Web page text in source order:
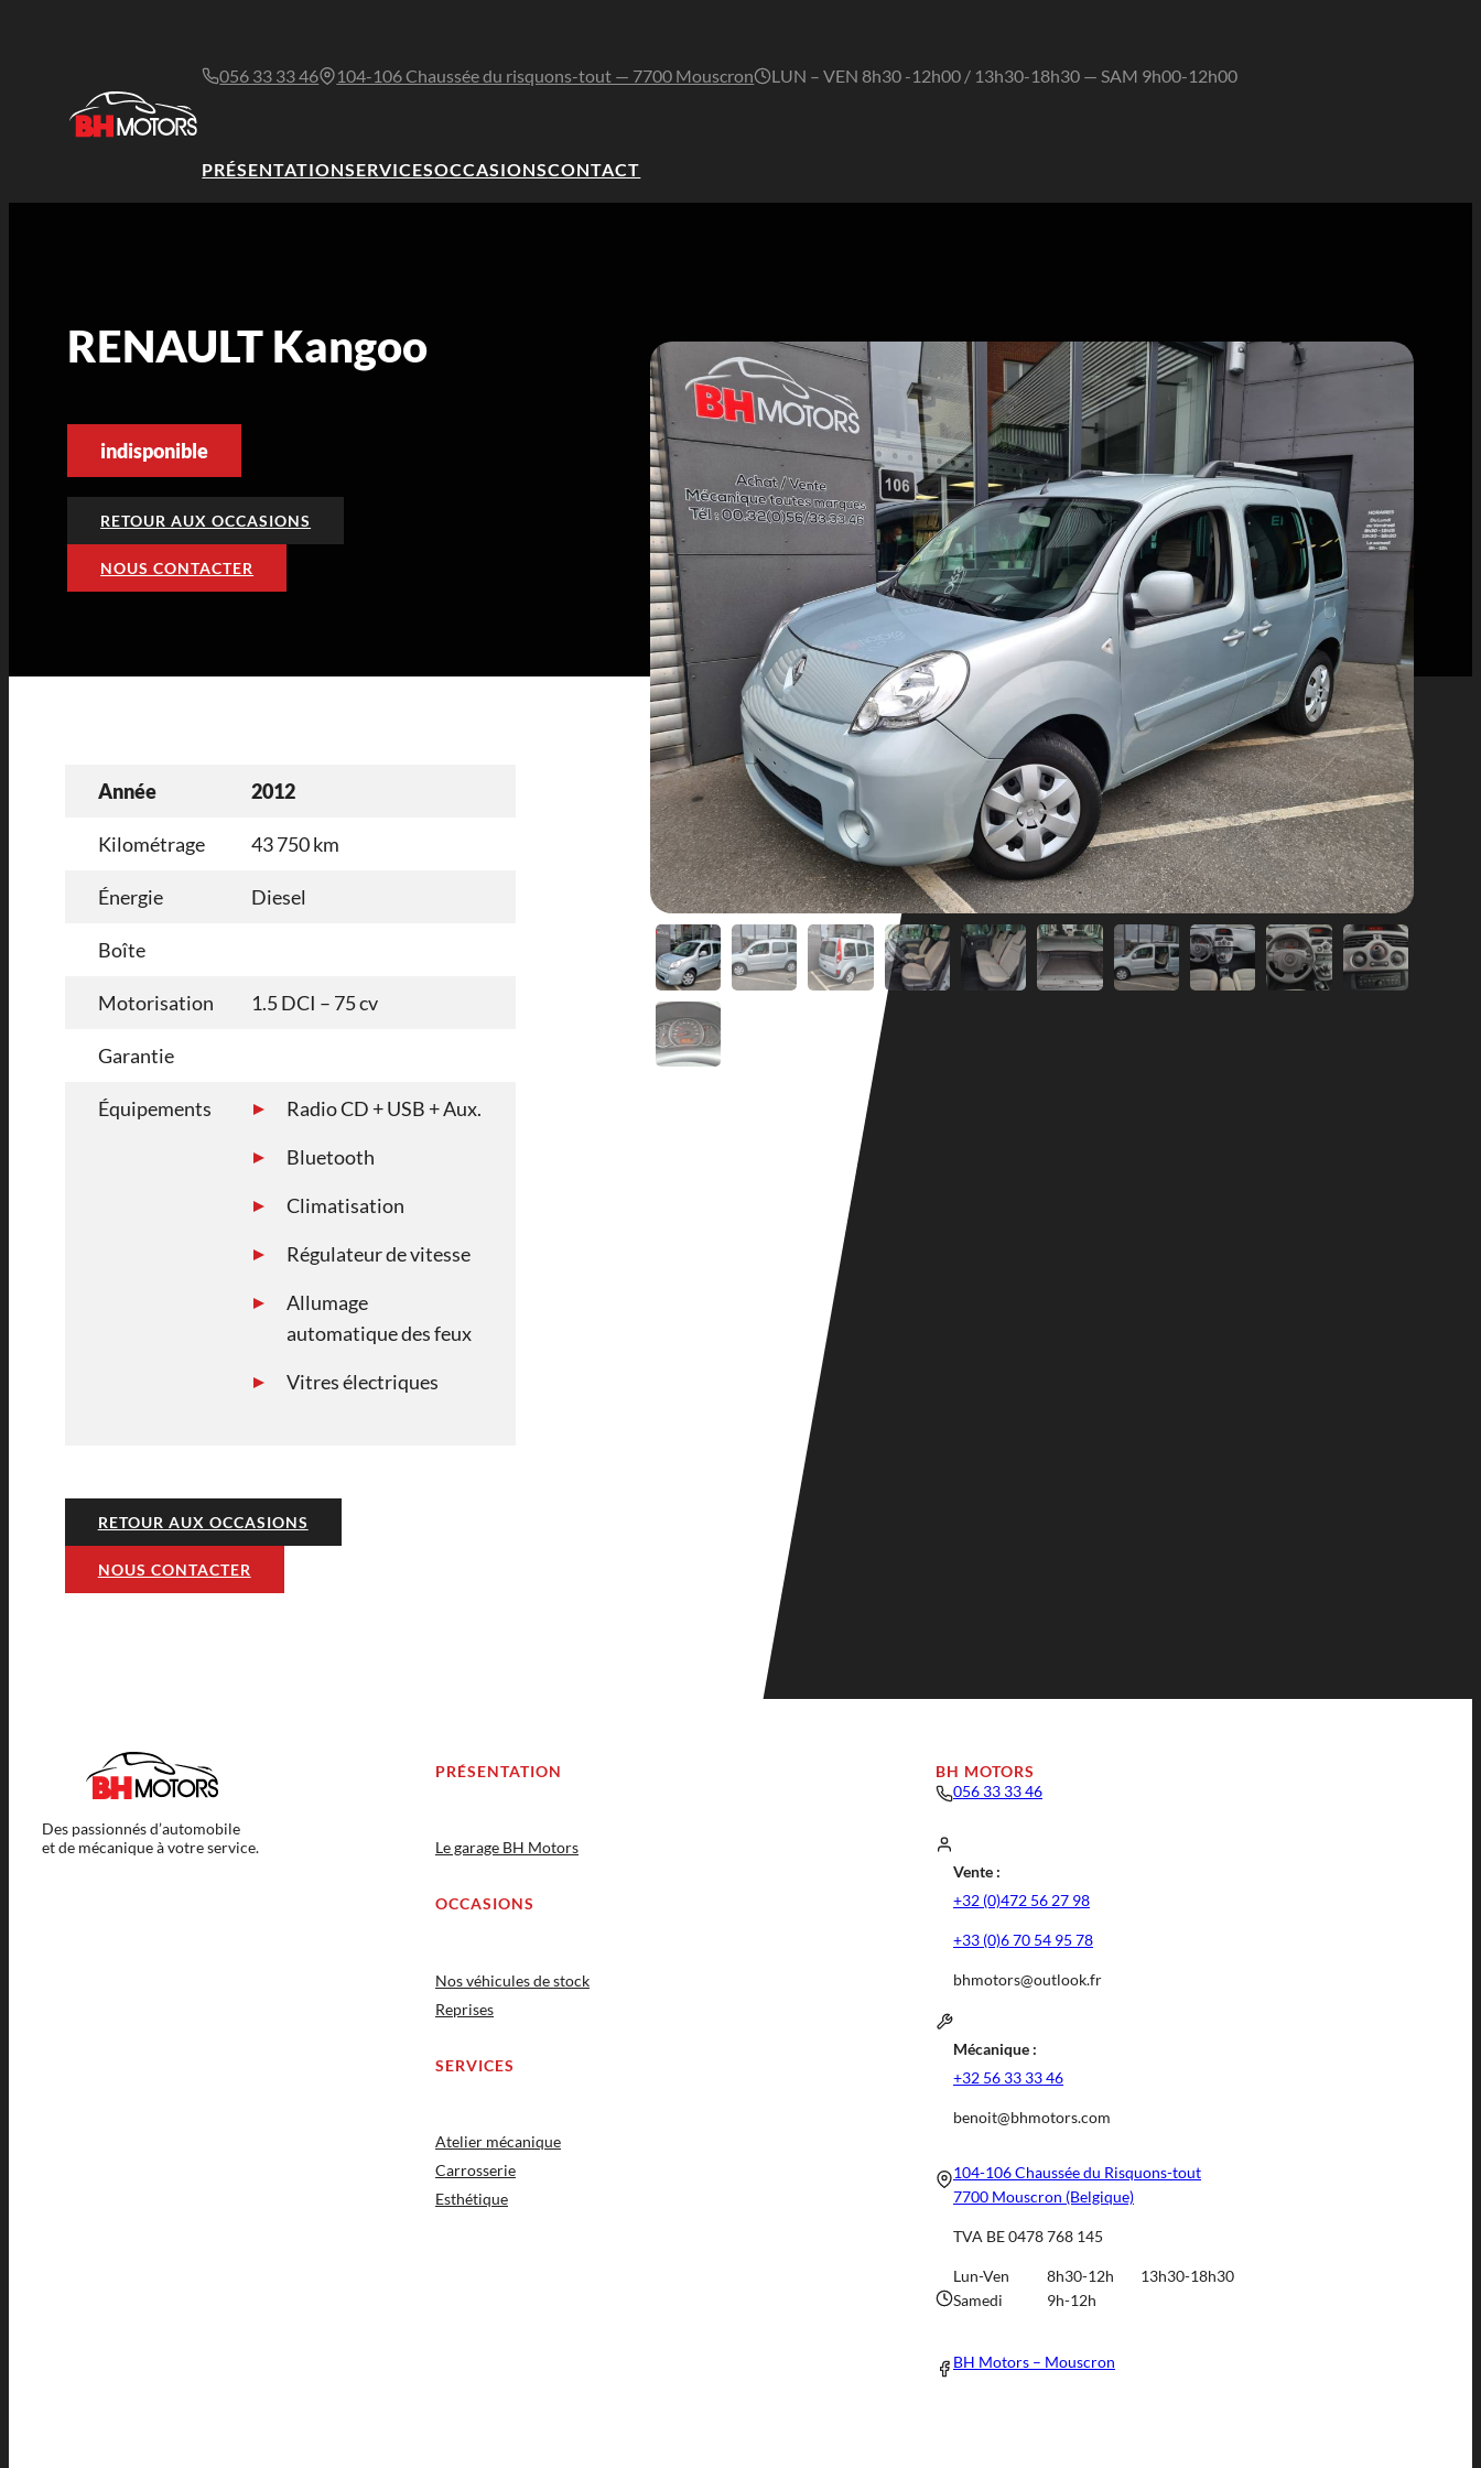
056 33 33 46 104-106 Chaussée du risquons-tout — 7700 Mouscron LUN – VEN 8h30 -12h00 / 13h30-18h30 — SAM 9h00-12h00
PRÉSENTATIONSERVICESOCCASIONSCONTACT
RENAULT Kangoo
indisponible
RETOUR AUX OCCASIONS
NOUS CONTACTER
Année 2012
Kilométrage 43 750 km
Énergie Diesel
Boîte
Motorisation 1.5 DCI – 75 cv
Garantie
Équipements
Radio CD + USB + Aux.
Bluetooth
Climatisation
Régulateur de vitesse
Allumage
automatique des feux
Vitres électriques
RETOUR AUX OCCASIONS
NOUS CONTACTER
Des passionnés d’automobile
et de mécanique à votre service.
PRÉSENTATION
Le garage BH Motors
OCCASIONS
Nos véhicules de stock
Reprises
SERVICES
Atelier mécanique
Carrosserie
Esthétique
BH MOTORS
056 33 33 46
Vente :
+32 (0)472 56 27 98
+33 (0)6 70 54 95 78
bhmotors@outlook.fr
Mécanique :
+32 56 33 33 46
benoit@bhmotors.com
104-106 Chaussée du Risquons-tout
7700 Mouscron (Belgique)
TVA BE 0478 768 145
Lun-Ven 8h30-12h
13h30-18h30
Samedi
9h-12h
BH Motors – Mouscron